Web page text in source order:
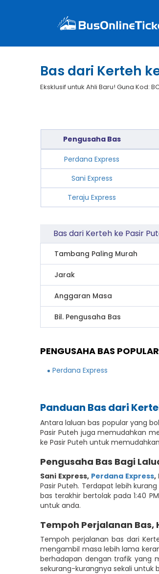
Bas dari Kerteh
Eksklusif untuk Ahli Baru! Guna Kod:
Pengusaha Bas
Perdana Express
Sani Express
Teraju Express
Bas dari Kerteh ke Pasir
Tambang Paling Murah
Jarak
Anggaran Masa
Bil. Pengusaha Bas
PENGUSAHA BAS
Perdana Express
Panduan Bas dari
Antara laluan bas popular yang
Pasir Puteh juga memudahkan
ke Pasir Puteh untuk
Pengusaha Bas Bagi
Sani Express, Perdana Express,
Pasir Puteh. Terdapat lebih
bas terakhir bertolak pada 1:40
untuk anda.
Tempoh Perjalanan Bas,
Tempoh perjalanan bas dari
mengambil masa lebih lama
berhadapan dengan trafik yang
sekurang-kurangnya sekali untuk